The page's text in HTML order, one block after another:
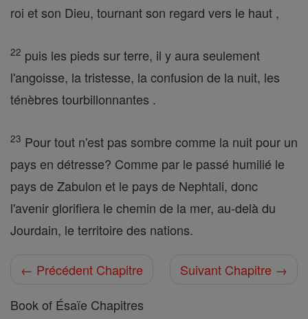
roi et son Dieu, tournant son regard vers le haut ,
22 puis les pieds sur terre, il y aura seulement
l'angoisse, la tristesse, la confusion de la nuit, les
ténèbres tourbillonnantes .
23 Pour tout n'est pas sombre comme la nuit pour un
pays en détresse? Comme par le passé humilié le
pays de Zabulon et le pays de Nephtali, donc
l'avenir glorifiera le chemin de la mer, au-delà du
Jourdain, le territoire des nations.
← Précédent Chapitre
Suivant Chapitre →
Book of Ésaïe Chapitres